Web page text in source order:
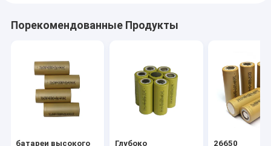
Порекомендованные Продукты
батареи высокого Глубоко 26650